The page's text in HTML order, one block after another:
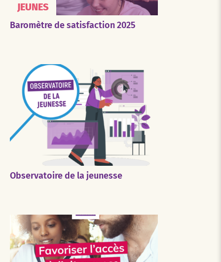
JEUNES
Baromètre de satisfaction 2025
Observatoire de la jeunesse